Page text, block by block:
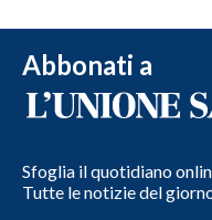
Abbonati a
Sfoglia il quotidiano
Tutte le notizie del